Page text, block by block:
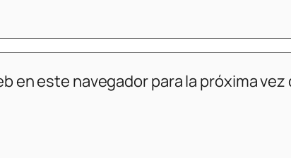
en este navegador para la próxima